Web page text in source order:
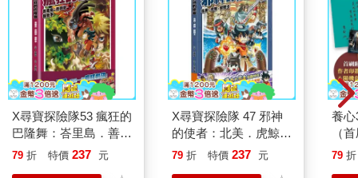
X尋寶探險隊53 瘋狂的
巴隆舞：峇里島．善與
惡．狙擊手
79 折 特價 237 元
X尋寶探險隊 47 邪神
的使者：北美．虎鯨．
獸戰士
79 折 特價 237 元
養
（
及
79 折